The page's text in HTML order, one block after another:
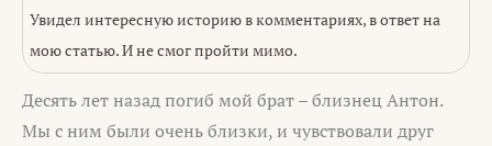
Увидел интересную историю в комментариях, в ответ на
мою статью. И не смог пройти мимо.
Десять лет назад погиб мой брат – близнец Антон.
Мы с ним были очень близки, и чувствовали друг